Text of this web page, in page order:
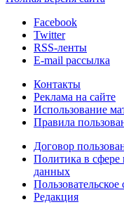
Facebook
Twitter
RSS-ленты
E-mail рассылка
Контакты
Реклама на сайте
Использование
Правила
Договор
Политика в сфере
данных
Пользовательское
Редакция